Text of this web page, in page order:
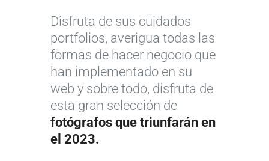
Disfruta de sus cuidados
portfolios, averigua todas las
formas de hacer negocio que
han implementado en su
web y sobre todo, disfruta de
esta gran selección de
fotógrafos que triunfarán en
el 2023.